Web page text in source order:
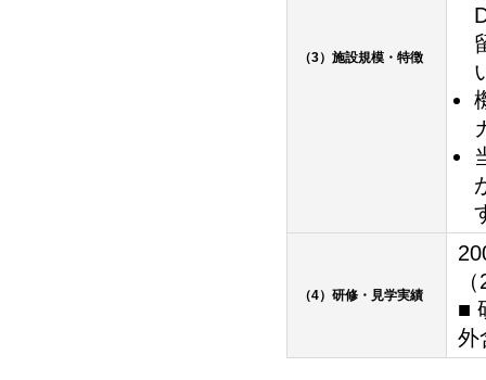
（3）施設規模・特徴
（4）研修・見学実績
■
外